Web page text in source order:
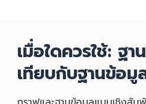
เมื่อใดควรใช้: ฐ
เทียบกับฐานข้อ